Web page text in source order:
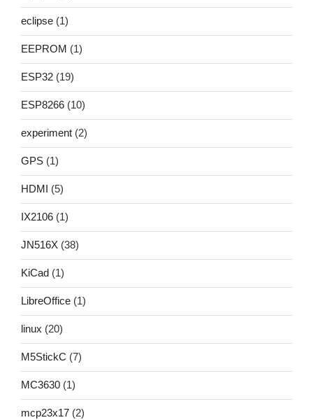
eclipse (1)
EEPROM (1)
ESP32 (19)
ESP8266 (10)
experiment (2)
GPS (1)
HDMI (5)
IX2106 (1)
JN516X (38)
KiCad (1)
LibreOffice (1)
linux (20)
M5StickC (7)
MC3630 (1)
mcp23x17 (2)